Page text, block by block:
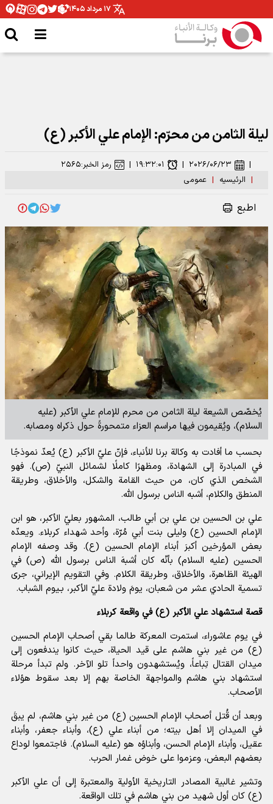
۱۷ مرداد ۱۴۰۵
ليلة الثامن من محرّم: الإمام علي الأكبر (ع)
| الرئیسیه | عمومی
| ۲۰۲۶/۰۶/۲۳ | ۱۹:۳۲:۰۱ | رمز الخبر:۲۵۶۵
اطبع
يُخصّص الشيعة ليلة الثامن من محرم للإمام علي الأكبر (عليه
السلام)، ويُقيمون فيها مراسم العزاء متمحورةً حول ذكراه ومصابه.
بحسب ما أفادت به وكالة برنا للأنباء، فإنّ عليّ الأكبر (ع) يُعدّ نموذجًا
في المبادرة إلى الشهادة، ومظهرًا كاملًا لشمائل النبيّ (ص). فهو
الشخص الذي كان، من حيث القامة والشكل، والأخلاق، وطريقة
المنطق والكلام، أشبه الناس برسول الله.
علي بن الحسين بن علي بن أبي طالب، المشهور بعليّ الأكبر، هو ابن
الإمام الحسين (ع) وليلى بنت أبي مُرّة، وأحد شهداء كربلاء. ويعدّه
بعض المؤرخين أكبرَ أبناء الإمام الحسين (ع). وقد وصفه الإمام
الحسين (عليه السلام) بأنّه كان أشبهَ الناس برسول الله (ص) في
الهيئة الظاهرة، والأخلاق، وطريقة الكلام. وفي التقويم الإيراني، جرى
تسمية الحادي عشر من شعبان، يومَ ولادة عليّ الأكبر، بـيوم الشباب.
قصة استشهاد علي الأكبر (ع) في واقعة كربلاء
في يوم عاشوراء، استمرت المعركة طالما بقي أصحاب الإمام الحسين
(ع) من غير بني هاشم على قيد الحياة، حيث كانوا يندفعون إلى
ميدان القتال تِباعاً، ويُستشهدون واحداً تلو الآخر. ولم تبدأ مرحلة
استشهاد بني هاشم والمواجهة الخاصة بهم إلا بعد سقوط هؤلاء
الأصحاب.
وبعد أن قُتل أصحاب الإمام الحسين (ع) من غير بني هاشم، لم يبقَ
في الميدان إلا أهل بيته؛ من أبناء علي (ع)، وأبناء جعفر، وأبناء
عقيل، وأبناء الإمام الحسن، وأبناؤه هو (عليه السلام). فاجتمعوا لوداع
بعضهم البعض، وعزموا على خوض غمار الحرب.
وتشير غالبية المصادر التاريخية الأولية والمعتبرة إلى أن علي الأكبر
(ع) كان أول شهيد من بني هاشم في تلك الواقعة.